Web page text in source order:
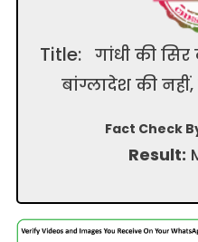
Title:
गांधी की सिर
बांग्लादेश की
Fact Check
Result: